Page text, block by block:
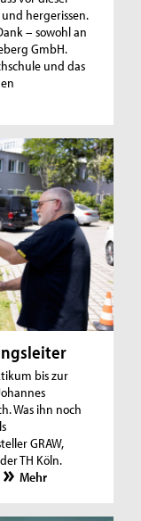
hergerissen.
– sowohl an
GmbH.
und das
bis zur
Was ihn noch
GRAW,
TH Köln.
Mehr